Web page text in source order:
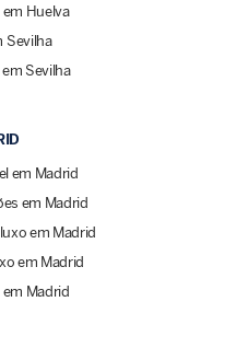
em Huelva
Sevilha
Sevilha
em Madrid
em Madrid
em Madrid
em Madrid
em Madrid